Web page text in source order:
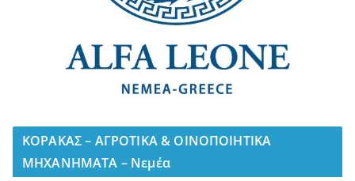
ΚΟΡΑΚΑΣ – ΑΓΡΟΤΙΚΑ & ΟΙΝΟΠΟΙΗΤΙΚΑ
ΜΗΧΑΝΗΜΑΤΑ – Νεμέα